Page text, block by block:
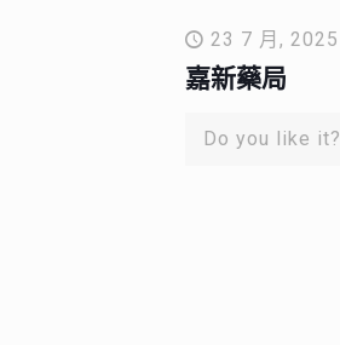
23 7 月, 2025
嘉新藥局
Do you like it?